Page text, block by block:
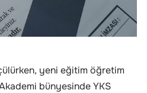
yeni eğitim öğretim
bünyesinde YKS